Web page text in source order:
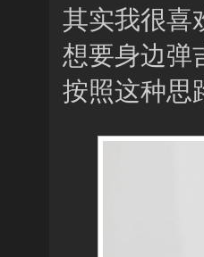
其实我很喜
想要身边弹
按照这种思